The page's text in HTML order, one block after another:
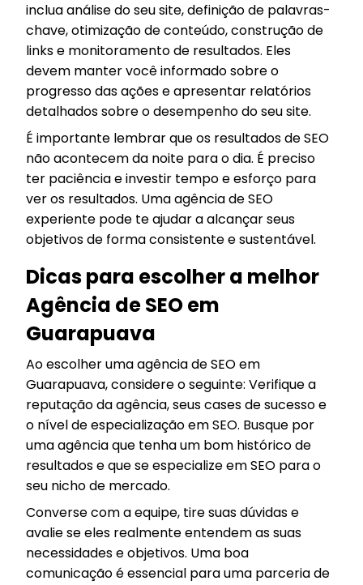
inclua análise do seu site, definição de palavras-
chave, otimização de conteúdo, construção de
links e monitoramento de resultados. Eles
devem manter você informado sobre o
progresso das ações e apresentar relatórios
detalhados sobre o desempenho do seu site.
É importante lembrar que os resultados de SEO
não acontecem da noite para o dia. É preciso
ter paciência e investir tempo e esforço para
ver os resultados. Uma agência de SEO
experiente pode te ajudar a alcançar seus
objetivos de forma consistente e sustentável.
Dicas para escolher a melhor
Agência de SEO em
Guarapuava
Ao escolher uma agência de SEO em
Guarapuava, considere o seguinte: Verifique a
reputação da agência, seus cases de sucesso e
o nível de especialização em SEO. Busque por
uma agência que tenha um bom histórico de
resultados e que se especialize em SEO para o
seu nicho de mercado.
Converse com a equipe, tire suas dúvidas e
avalie se eles realmente entendem as suas
necessidades e objetivos. Uma boa
comunicação é essencial para uma parceria de